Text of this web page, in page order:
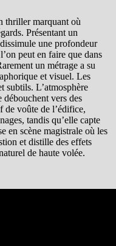
thriller marquant où
Présentant un
une profondeur
peut en faire que dans
un métrage a su
et visuel. Les
subtils. L’atmosphère
débouchent vers des
de voûte de l’édifice,
tandis qu’elle capte
en scène magistrale où les
et distille des effets
de haute volée.